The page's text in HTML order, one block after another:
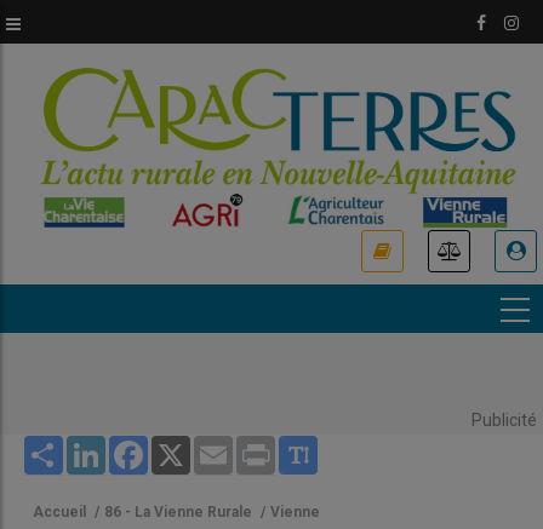
au
principal
Publicité
Share LinkedInFacebook
X Email Print
Accueil / 86 - La Vienne Rurale / Vienne